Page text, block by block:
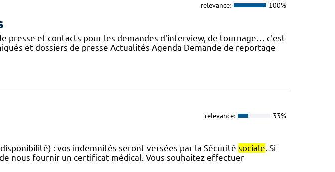
relevance: 100%
presse et contacts pour les demandes d'interview, de tournage… c'est
et dossiers de presse Actualités Agenda Demande de reportage
relevance: 33%
: vos indemnités seront versées par la Sécurité sociale. Si
nous fournir un certificat médical. Vous souhaitez effectuer